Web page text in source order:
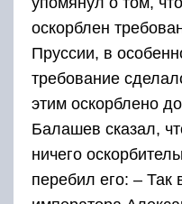
оскорблен
Пруссии, в
требование
этим оскорблено
Балашев сказал,
ничего
перебил его: – Так